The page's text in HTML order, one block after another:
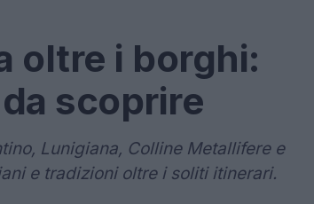
oltre i borghi:
scoprire
Lunigiana, Colline Metallifere e
e tradizioni oltre i soliti itinerari.